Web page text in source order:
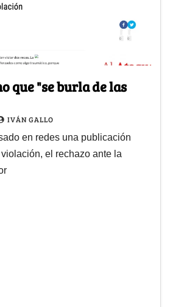
que "se burla de las
IVÁN GALLO
en redes una publicación
violación, el rechazo ante la